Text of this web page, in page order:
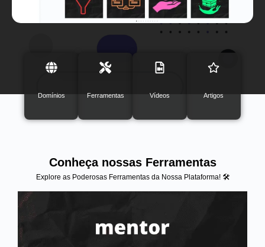
Domínios Ferramentas Vídeos Artigos
Conheça nossas Ferramentas
Explore as Poderosas Ferramentas da Nossa Plataforma! 🛠️